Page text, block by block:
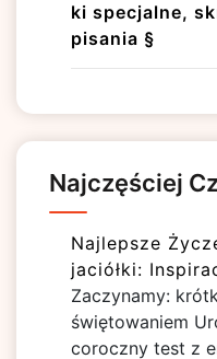
ki specjalne,
pisania §
Najczęściej
Najlepsze
jaciółki:
Zaczynamy:
świętowaniem
coroczny test z